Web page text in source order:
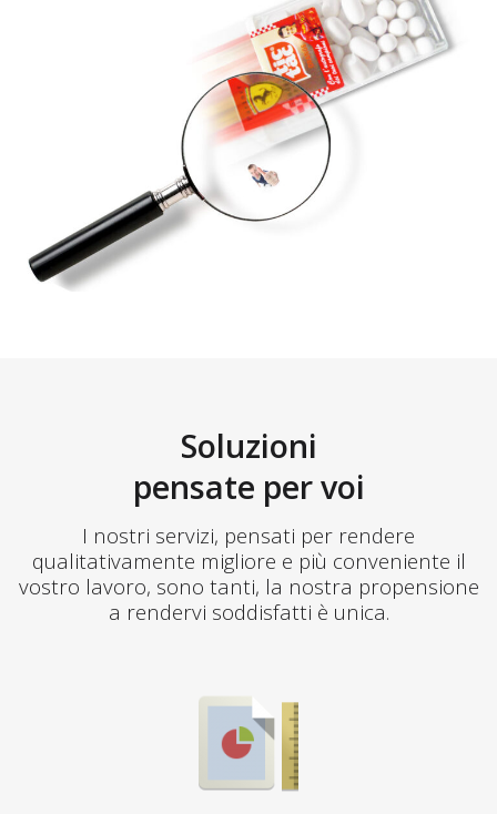
Soluzioni
pensate per voi
I nostri servizi, pensati per rendere
qualitativamente migliore e più conveniente il
vostro lavoro, sono tanti, la nostra propensione
a rendervi soddisfatti è unica.